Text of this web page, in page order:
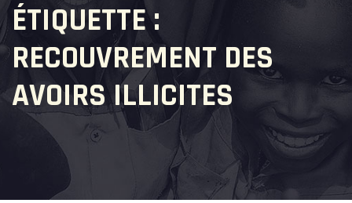
ÉTIQUETTE :
RECOUVREMENT DES
AVOIRS ILLICITES